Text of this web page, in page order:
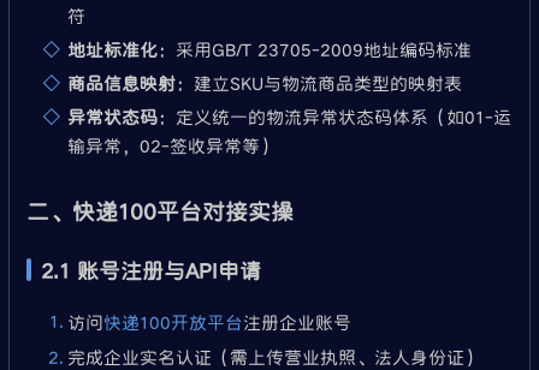
符
地址标准化：采用GB/T 23705-2009地址编码标准
商品信息映射：建立SKU与物流商品类型的映射表
异常状态码：定义统一的物流异常状态码体系（如01-运
输异常，02-签收异常等）
二、快递100平台对接实操
2.1 账号注册与API申请
访问快递100开放平台注册企业账号
完成企业实名认证（需上传营业执照、法人身份证）